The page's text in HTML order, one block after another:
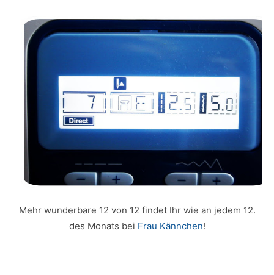
Mehr wunderbare 12 von 12 findet Ihr wie an jedem 12.
des Monats bei Frau Kännchen!